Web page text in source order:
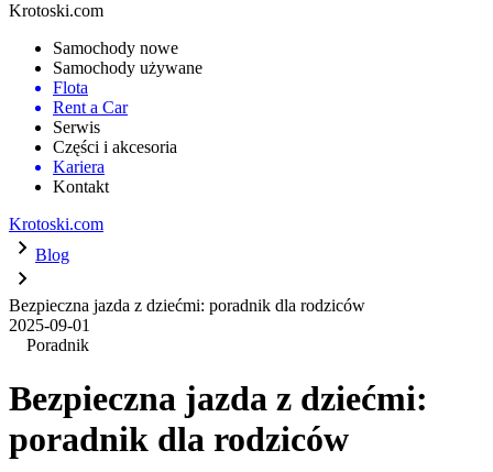
Krotoski.com
Samochody nowe
Samochody używane
Flota
Rent a Car
Serwis
Części i akcesoria
Kariera
Kontakt
Krotoski.com
Blog
Bezpieczna jazda z dziećmi: poradnik dla rodziców
2025-09-01
Poradnik
Bezpieczna jazda z dziećmi:
poradnik dla rodziców